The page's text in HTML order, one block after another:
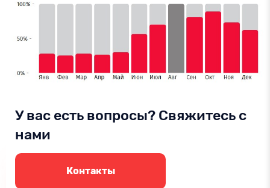
У вас есть вопросы? Свяжитесь с
нами
Контакты